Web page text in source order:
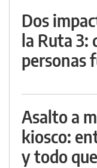
Dos
la Ruta 3:
personas
Asalto a
kiosco:
y todo